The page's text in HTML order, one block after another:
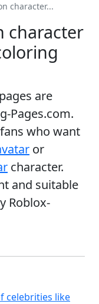
character...
character
are
Pages.com.
who want
or
character.
and suitable
Roblox-
celebrities like